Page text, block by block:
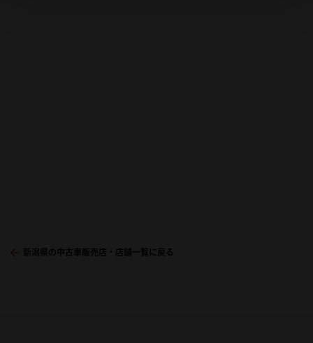
新潟県の中古車販売店・店舗一覧に戻る